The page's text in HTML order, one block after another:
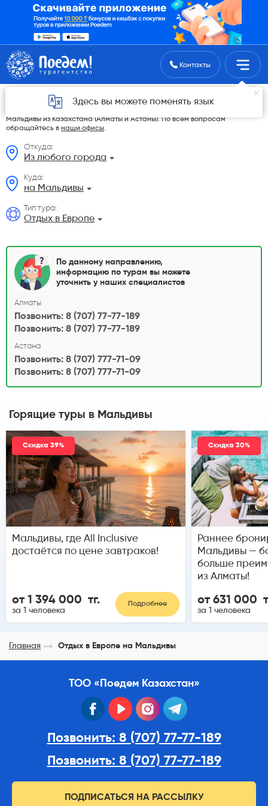
Поиск туровКонтакты
Здесь вы можете поменять язык
Отдых в Европе из Казахстана
На данной странице мы разместили самые выгодные Отдых в Европе на
Мальдивы из Казахстана (Алматы и Астаны). По всем вопросам
обращайтесь в наши офисы.
Откуда:
Из любого города
Куда:
на Мальдивы
Тип тура:
Отдых в Европе
По данному направлению,
информацию по турам вы можете
уточнить у наших специалистов
Алматы
Позвонить: 8 (707) 77-77-189
Позвонить: 8 (707) 77-77-189
Астана
Позвонить: 8 (707) 777-71-09
Позвонить: 8 (707) 777-71-09
Горящие туры в Мальдивы
Скидка 39%
Мальдивы, где All Inclusive
достаётся по цене завтраков!
от 1 394 000 тг.
за 1 человека
Подробнее
Скидка 30%
Раннее
Мальдивы —
больше
из Алматы!
от 631 000
за 1 человека
Главная Отдых в Европе на Мальдивы
ТОО «Поедем Казахстан»
facebook youtube instagram
Позвонить: 8 (707) 77-77-189
Позвонить: 8 (707) 77-77-189
ПОДПИСАТЬСЯ НА РАССЫЛКУ